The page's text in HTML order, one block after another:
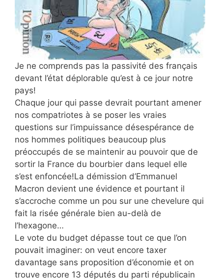
Je ne comprends pas la passivité des français
devant l’état déplorable qu’est à ce jour notre
pays!
Chaque jour qui passe devrait pourtant amener
nos compatriotes à se poser les vraies
questions sur l’impuissance désespérance de
nos hommes politiques beaucoup plus
préoccupés de se maintenir au pouvoir que de
sortir la France du bourbier dans lequel elle
s’est enfoncée!La démission d’Emmanuel
Macron devient une évidence et pourtant il
s’accroche comme un pou sur une chevelure qui
fait la risée générale bien au-delà de
l’hexagone…
Le vote du budget dépasse tout ce que l’on
pouvait imaginer: on veut encore taxer
davantage sans proposition d’économie et on
trouve encore 13 députés du parti républicain